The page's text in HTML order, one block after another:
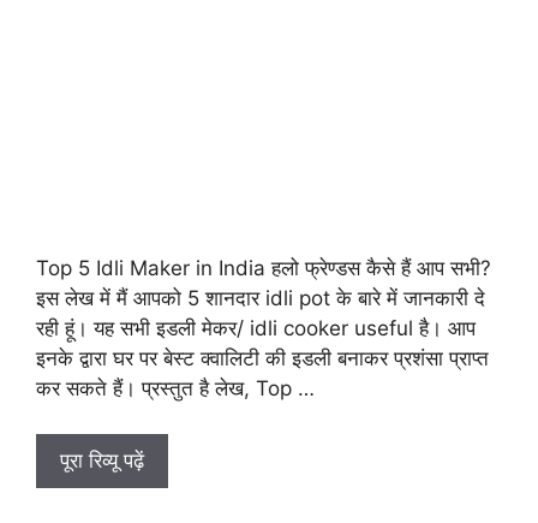
Top 5 Idli Maker in India हलो फ्रेण्डस कैसे हैं आप सभी?
इस लेख में मैं आपको 5 शानदार idli pot के बारे में जानकारी दे
रही हूं। यह सभी इडली मेकर/ idli cooker useful है। आप
इनके द्वारा घर पर बेस्ट क्वालिटी की इडली बनाकर प्रशंसा प्राप्त
कर सकते हैं। प्रस्तुत है लेख, Top …
पूरा रिव्यू पढ़ें